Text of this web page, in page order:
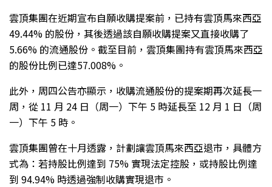
雲頂集團在近期宣布自願收購提案前，已持有雲頂馬來西亞
49.44% 的股份，其後透過該自願收購提案又直接收購了
5.66% 的流通股份。截至目前，雲頂集團持有雲頂馬來西亞
的股份比例已達57.008%。
此外，周四公告亦顯示，收購流通股份的提案期再次延長一
周，從 11 月 24 日（周一）下午 5 時延長至 12 月 1 日（周
一）下午 5 時。
雲頂集團曾在十月透露，計劃讓雲頂馬來西亞退市，具體方
式為：若持股比例達到 75% 實現法定控股，或持股比例達
到 94.94% 時透過強制收購實現退市。